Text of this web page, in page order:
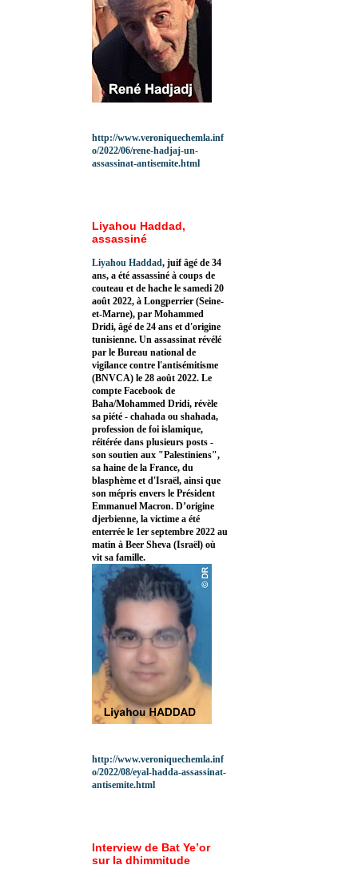
http://www.veroniquechemla.inf
o/2022/06/rene-hadjaj-un-
assassinat-antisemite.html
Liyahou Haddad,
assassiné
Liyahou Haddad, juif âgé de 34
ans, a été assassiné à coups de
couteau et de hache le samedi 20
août 2022, à Longperrier (Seine-
et-Marne), par Mohammed
Dridi, âgé de 24 ans et d'origine
tunisienne. Un assassinat révélé
par le Bureau national de
vigilance contre l'antisémitisme
(BNVCA) le 28 août 2022. Le
compte Facebook de
Baha/Mohammed Dridi, révèle
sa piété - chahada ou shahada,
profession de foi islamique,
réitérée dans plusieurs posts -
son soutien aux "Palestiniens",
sa haine de la France, du
blasphème et d'Israël, ainsi que
son mépris envers le Président
Emmanuel Macron. D’origine
djerbienne, la victime a été
enterrée le 1er septembre 2022 au
matin à Beer Sheva (Israël) où
vit sa famille.
http://www.veroniquechemla.inf
o/2022/08/eyal-hadda-assassinat-
antisemite.html
Interview de Bat Ye’or
sur la dhimmitude